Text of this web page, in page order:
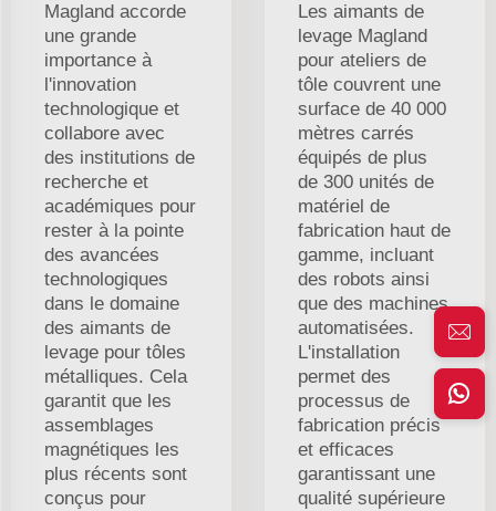
Magland accorde
une grande
importance à
l'innovation
technologique et
collabore avec
des institutions de
recherche et
académiques pour
rester à la pointe
des avancées
technologiques
dans le domaine
des aimants de
levage pour tôles
métalliques. Cela
garantit que les
assemblages
magnétiques les
plus récents sont
conçus pour
Les aimants de
levage Magland
pour ateliers de
tôle couvrent une
surface de 40 000
mètres carrés
équipés de plus
de 300 unités de
matériel de
fabrication haut de
gamme, incluant
des robots ainsi
que des machines
automatisées.
L'installation
permet des
processus de
fabrication précis
et efficaces
garantissant une
qualité supérieure